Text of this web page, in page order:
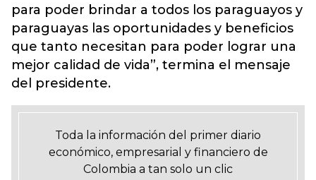
para poder brindar a todos los paraguayos y
paraguayas las oportunidades y beneficios
que tanto necesitan para poder lograr una
mejor calidad de vida”, termina el mensaje
del presidente.
Toda la información del primer diario
económico, empresarial y financiero de
Colombia a tan solo un clic